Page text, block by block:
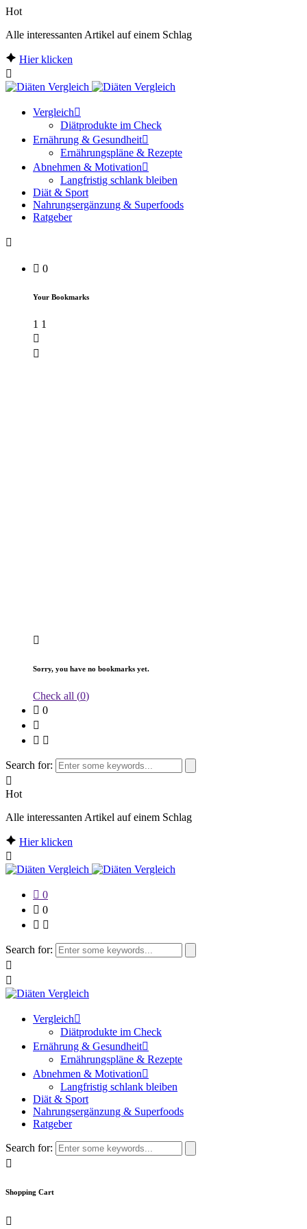
Hot
Alle interessanten Artikel auf einem Schlag
Hier klicken
Vergleich
Diätprodukte im Check
Ernährung & Gesundheit
Ernährungspläne & Rezepte
Abnehmen & Motivation
Langfristig schlank bleiben
Diät & Sport
Nahrungsergänzung & Superfoods
Ratgeber
0
Your Bookmarks
1 1
Sorry, you have no bookmarks yet.
Check all (0)
0
Search for:
Hot
Alle interessanten Artikel auf einem Schlag
Hier klicken
0
0
Search for:
Vergleich
Diätprodukte im Check
Ernährung & Gesundheit
Ernährungspläne & Rezepte
Abnehmen & Motivation
Langfristig schlank bleiben
Diät & Sport
Nahrungsergänzung & Superfoods
Ratgeber
Search for:
Shopping Cart